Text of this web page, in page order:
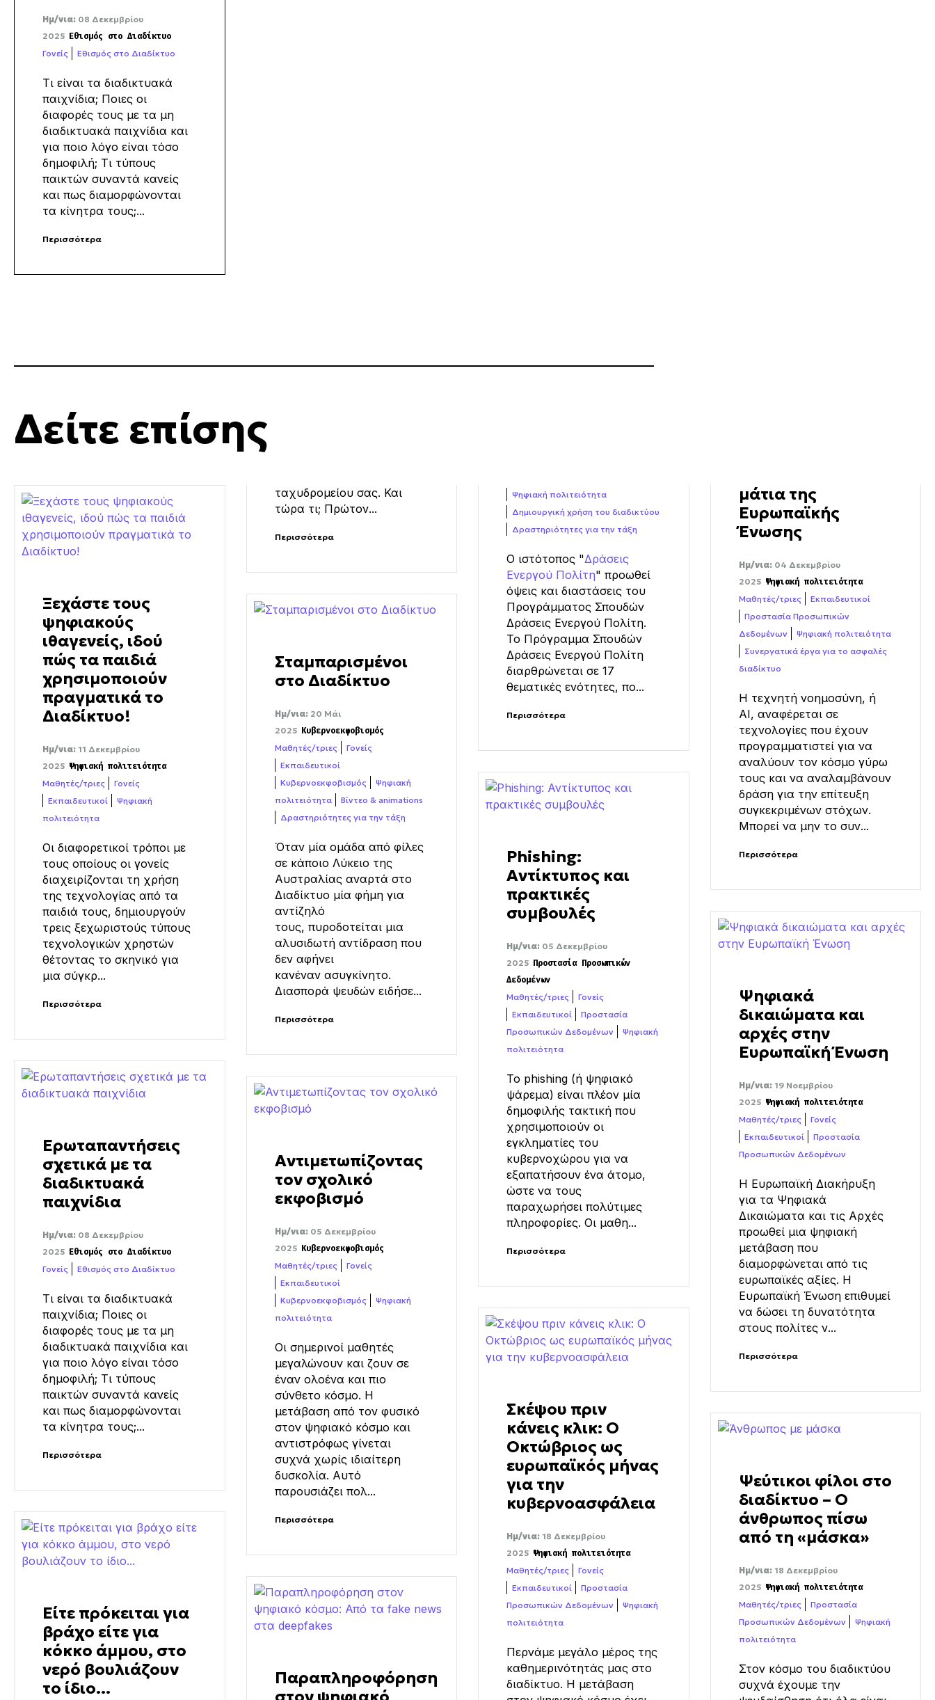
Ημ/νια: 08 Δεκεμβρίου
2025
Εθισμός στο Διαδίκτυο
Γονείς Εθισμός στο Διαδίκτυο
Τι είναι τα διαδικτυακά
παιχνίδια; Ποιες οι
διαφορές τους με τα μη
διαδικτυακά παιχνίδια και
για ποιο λόγο είναι τόσο
δημοφιλή; Τι τύπους
παικτών συναντά κανείς
και πως διαμορφώνονται
τα κίνητρα τους;...
Περισσότερα
Δείτε επίσης
Ξεχάστε τους
ψηφιακούς
ιθαγενείς, ιδού
πώς τα παιδιά
χρησιμοποιούν
πραγματικά το
Διαδίκτυο!
Ημ/νια: 11 Δεκεμβρίου
2025 Ψηφιακή πολιτειότητα
Μαθητές/τριες
Γονείς
Εκπαιδευτικοί
Ψηφιακή
πολιτειότητα
Οι διαφορετικοί τρόποι με
τους οποίους οι γονείς
διαχειρίζονται τη χρήση
της τεχνολογίας από τα
παιδιά τους, δημιουργούν
τρεις ξεχωριστούς τύπους
τεχνολογικών χρηστών
θέτοντας το σκηνικό για
μια σύγκρ...
Περισσότερα
Ερωταπαντήσεις
σχετικά με τα
διαδικτυακά
παιχνίδια
Ημ/νια: 08 Δεκεμβρίου
2025
Εθισμός στο Διαδίκτυο
Γονείς Εθισμός στο Διαδίκτυο
Τι είναι τα διαδικτυακά
παιχνίδια; Ποιες οι
διαφορές τους με τα μη
διαδικτυακά παιχνίδια και
για ποιο λόγο είναι τόσο
δημοφιλή; Τι τύπους
παικτών συναντά κανείς
και πως διαμορφώνονται
τα κίνητρα τους;...
Περισσότερα
Είτε πρόκειται για
βράχο είτε για
κόκκο άμμου, στο
νερό βουλιάζουν
το ίδιο...
ταχυδρομείου σας. Και
τώρα τι; Πρώτον...
Περισσότερα
Σταμπαρισμένοι
στο Διαδίκτυο
Ημ/νια: 20 Μάι
2025
Κυβερνοεκφοβισμός
Μαθητές/τριες
Γονείς
Εκπαιδευτικοί
Κυβερνοεκφοβισμός
Ψηφιακή
πολιτειότητα
Βίντεο & animations
Δραστηριότητες για την τάξη
Όταν μία ομάδα από φίλες
σε κάποιο Λύκειο της
Αυστραλίας αναρτά στο
Διαδίκτυο μία φήμη για
αντίζηλό
τους, πυροδοτείται μια
αλυσιδωτή αντίδραση που
δεν αφήνει
κανέναν ασυγκίνητο.
Διασπορά ψευδών ειδήσε...
Περισσότερα
Αντιμετωπίζοντας
τον σχολικό
εκφοβισμό
Ημ/νια: 05 Δεκεμβρίου
2025
Κυβερνοεκφοβισμός
Μαθητές/τριες
Γονείς
Εκπαιδευτικοί
Κυβερνοεκφοβισμός
Ψηφιακή
πολιτειότητα
Οι σημερινοί μαθητές
μεγαλώνουν και ζουν σε
έναν ολοένα και πιο
σύνθετο κόσμο. Η
μετάβαση από τον φυσικό
στον ψηφιακό κόσμο και
αντιστρόφως γίνεται
συχνά χωρίς ιδιαίτερη
δυσκολία. Αυτό
παρουσιάζει πολ...
Περισσότερα
Παραπληροφόρηση
Ψηφιακή πολιτειότητα
Δημιουργική χρήση του διαδικτύου
Δραστηριότητες για την τάξη
Ο ιστότοπος "Δράσεις
Ενεργού Πολίτη" προωθεί
όψεις και διαστάσεις του
Προγράμματος Σπουδών
Δράσεις Ενεργού Πολίτη.
Το Πρόγραμμα Σπουδών
Δράσεις Ενεργού Πολίτη
διαρθρώνεται σε 17
θεματικές ενότητες, πο...
Περισσότερα
Phishing:
Αντίκτυπος και
πρακτικές
συμβουλές
Ημ/νια: 05 Δεκεμβρίου
2025
Προστασία Προσωπικών
Δεδομένων
Μαθητές/τριες
Γονείς
Εκπαιδευτικοί
Προστασία
Προσωπικών Δεδομένων
Ψηφιακή
πολιτειότητα
Το phishing (ή ψηφιακό
ψάρεμα) είναι πλέον μία
δημοφιλής τακτική που
χρησιμοποιούν οι
εγκληματίες του
κυβερνοχώρου για να
εξαπατήσουν ένα άτομο,
ώστε να τους
παραχωρήσει πολύτιμες
πληροφορίες. Οι μαθη...
Περισσότερα
Σκέψου πριν
κάνεις κλικ: Ο
Οκτώβριος ως
ευρωπαϊκός μήνας
για την
κυβερνοασφάλεια
Ημ/νια: 18 Δεκεμβρίου
2025 Ψηφιακή πολιτειότητα
Μαθητές/τριες
Γονείς
Εκπαιδευτικοί
Προστασία
Προσωπικών Δεδομένων
Ψηφιακή
πολιτειότητα
Περνάμε μεγάλο μέρος της
καθημερινότητάς μας στο
διαδίκτυο. Η μετάβαση
μάτια της
Ευρωπαϊκής
Ένωσης
Ημ/νια: 04 Δεκεμβρίου
2025 Ψηφιακή πολιτειότητα
Μαθητές/τριες
Εκπαιδευτικοί
Προστασία Προσωπικών
Δεδομένων
Ψηφιακή πολιτειότητα
Συνεργατικά έργα για το ασφαλές
διαδίκτυο
Η τεχνητή νοημοσύνη, ή
AI, αναφέρεται σε
τεχνολογίες που έχουν
προγραμματιστεί για να
αναλύουν τον κόσμο γύρω
τους και να αναλαμβάνουν
δράση για την επίτευξη
συγκεκριμένων στόχων.
Μπορεί να μην το συν...
Περισσότερα
Ψηφιακά
δικαιώματα και
αρχές στην
Ευρωπαϊκή Ένωση
Ημ/νια: 19 Νοεμβρίου
2025 Ψηφιακή πολιτειότητα
Μαθητές/τριες
Γονείς
Εκπαιδευτικοί
Προστασία
Προσωπικών Δεδομένων
Η Ευρωπαϊκή Διακήρυξη
για τα Ψηφιακά
Δικαιώματα και τις Αρχές
προωθεί μια ψηφιακή
μετάβαση που
διαμορφώνεται από τις
ευρωπαϊκές αξίες. Η
Ευρωπαϊκή Ένωση επιθυμεί
να δώσει τη δυνατότητα
στους πολίτες ν...
Περισσότερα
Ψεύτικοι φίλοι στο
διαδίκτυο – Ο
άνθρωπος πίσω
από τη «μάσκα»
Ημ/νια: 18 Δεκεμβρίου
2025 Ψηφιακή πολιτειότητα
Μαθητές/τριες
Προστασία
Προσωπικών Δεδομένων
Ψηφιακή
πολιτειότητα
Στον κόσμο του διαδικτύου
συχνά έχουμε την